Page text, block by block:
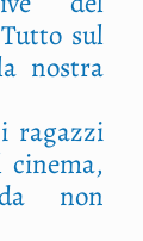
sul
nostra
ragazzi
cinema,
non